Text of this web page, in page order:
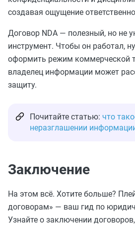
создавая ощущение
Договор NDA — полезный, но не
инструмент. Чтобы он работал,
оформить режим коммерческой
владелец информации может
защиту.
Почитайте статью: что
неразглашении
Заключение
На этом всё. Хотите больше?
договорам» — ваш гид по
Узнайте о заключении